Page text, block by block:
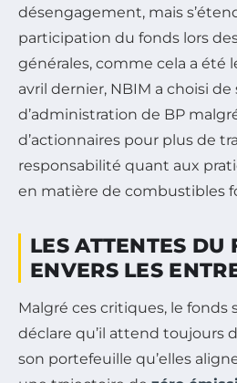
désengagement, mais
participation du fonds lors
générales, comme cela a été
avril dernier, NBIM a choisi
d’administration de BP
d’actionnaires pour plus de
responsabilité quant aux
en matière de combustibles
LES ATTENTES DU
ENVERS LES
Malgré ces critiques, le fonds
déclare qu’il attend toujours
son portefeuille qu’elles